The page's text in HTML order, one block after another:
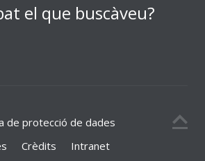
el que buscàveu?
de protecció de dades
Crèdits
Intranet